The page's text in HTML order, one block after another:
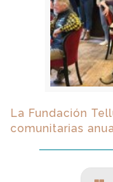
La Fundación
comunitarias